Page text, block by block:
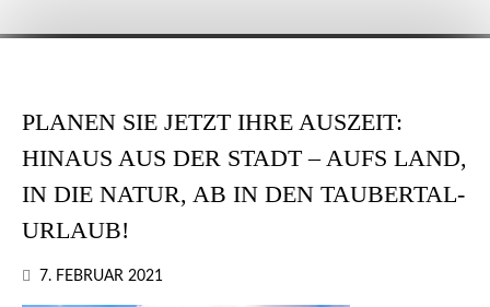
PLANEN SIE JETZT IHRE AUSZEIT:
HINAUS AUS DER STADT – AUFS LAND,
IN DIE NATUR, AB IN DEN TAUBERTAL-
URLAUB!
7. FEBRUAR 2021